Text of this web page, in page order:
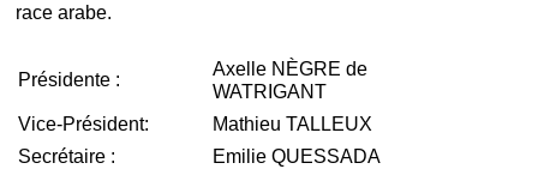
race arabe.
Présidente :
Axelle NÈGRE de
WATRIGANT
Vice-Président:
Mathieu TALLEUX
Secrétaire :
Emilie QUESSADA